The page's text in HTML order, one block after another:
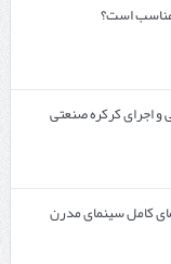
مناسب است؟
و اجرای کرکره صنعتی
کامل سینمای مدرن